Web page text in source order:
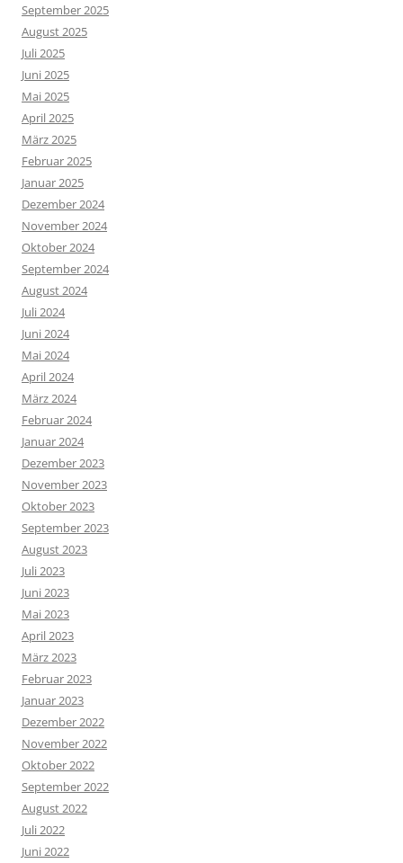
September 2025
August 2025
Juli 2025
Juni 2025
Mai 2025
April 2025
März 2025
Februar 2025
Januar 2025
Dezember 2024
November 2024
Oktober 2024
September 2024
August 2024
Juli 2024
Juni 2024
Mai 2024
April 2024
März 2024
Februar 2024
Januar 2024
Dezember 2023
November 2023
Oktober 2023
September 2023
August 2023
Juli 2023
Juni 2023
Mai 2023
April 2023
März 2023
Februar 2023
Januar 2023
Dezember 2022
November 2022
Oktober 2022
September 2022
August 2022
Juli 2022
Juni 2022